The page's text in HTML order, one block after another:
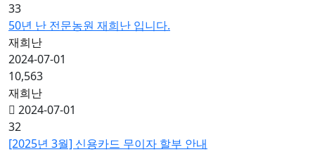
33
50년 난 전문농원 재희난 입니다.
재희난
2024-07-01
10,563
재희난
2024-07-01
32
[2025년 3월] 신용카드 무이자 할부 안내